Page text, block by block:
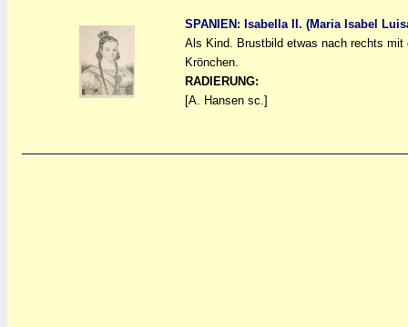
SPANIEN: Isabella II. (Maria Isabel
Als Kind. Brustbild etwas nach rechts
Krönchen.
RADIERUNG:
[A. Hansen sc.]